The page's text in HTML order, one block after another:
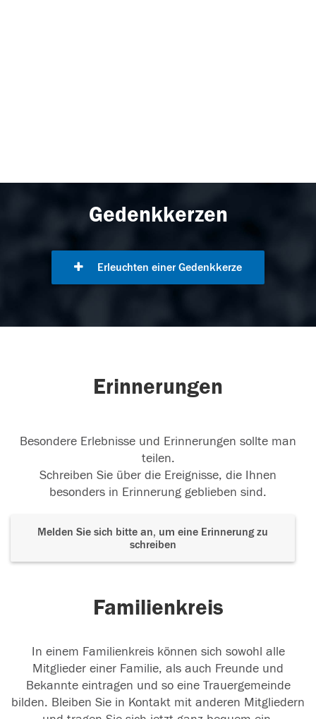
Gedenkkerzen
Erleuchten einer Gedenkkerze
Erinnerungen
Besondere Erlebnisse und Erinnerungen sollte man
teilen.
Schreiben Sie über die Ereignisse, die Ihnen
besonders in Erinnerung geblieben sind.
Melden Sie sich bitte an, um eine Erinnerung zu
schreiben
Familienkreis
In einem Familienkreis können sich sowohl alle
Mitglieder einer Familie, als auch Freunde und
Bekannte eintragen und so eine Trauergemeinde
bilden. Bleiben Sie in Kontakt mit anderen Mitgliedern